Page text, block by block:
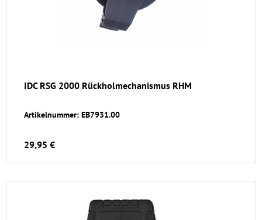
IDC RSG 2000 Rückholmechanismus RHM
Artikelnummer: EB7931.00
29,95 €